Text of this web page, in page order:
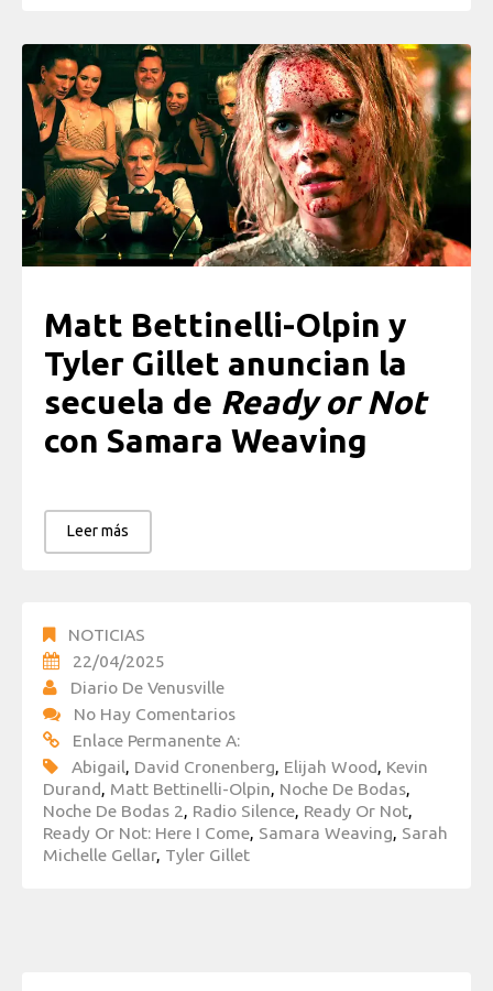
Matt Bettinelli-Olpin y
Tyler Gillet anuncian la
secuela de Ready or Not
con Samara Weaving
Leer más
NOTICIAS
22/04/2025
Diario De Venusville
No Hay Comentarios
Enlace Permanente A:
Abigail, David Cronenberg, Elijah Wood, Kevin
Durand, Matt Bettinelli-Olpin, Noche De Bodas,
Noche De Bodas 2, Radio Silence, Ready Or Not,
Ready Or Not: Here I Come, Samara Weaving, Sarah
Michelle Gellar, Tyler Gillet